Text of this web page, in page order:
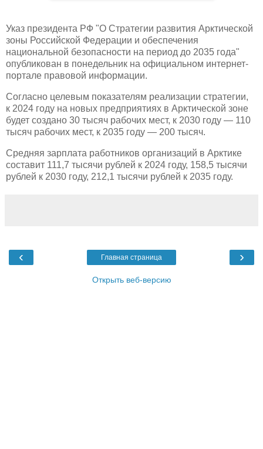
Указ президента РФ "О Стратегии развития Арктической
зоны Российской Федерации и обеспечения
национальной безопасности на период до 2035 года"
опубликован в понедельник на официальном интернет-
портале правовой информации.
Согласно целевым показателям реализации стратегии,
к 2024 году на новых предприятиях в Арктической зоне
будет создано 30 тысяч рабочих мест, к 2030 году — 110
тысяч рабочих мест, к 2035 году — 200 тысяч.
Средняя зарплата работников организаций в Арктике
составит 111,7 тысячи рублей к 2024 году, 158,5 тысячи
рублей к 2030 году, 212,1 тысячи рублей к 2035 году.
‹ ›
Главная страница
Открыть веб-версию